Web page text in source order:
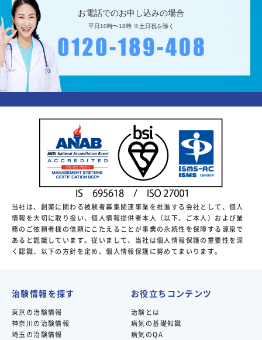
お電話でのお申し込みの場合
平日10時〜18時 ※土日祝を除く
当社は、創薬に関わる被験者募集関連事業を推進する会社として、個人
情報を大切に取り扱い、個人情報提供者本人（以下、ご本人）および業
務のご依頼者様の信頼にこたえることが事業の永続性を保障する源泉で
あると認識しています。従いまして、当社は個人情報保護の重要性を深
く認識、以下の方針を定め、個人情報保護に努めてまいります。
治験情報を探す
東京の治験情報
神奈川の治験情報
埼玉の治験情報
お役立ちコンテンツ
治験とは
病気の基礎知識
病気のQA